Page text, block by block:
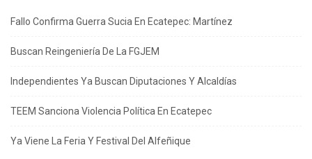
Fallo Confirma Guerra Sucia En Ecatepec: Martínez
Buscan Reingeniería De La FGJEM
Independientes Ya Buscan Diputaciones Y Alcaldías
TEEM Sanciona Violencia Política En Ecatepec
Ya Viene La Feria Y Festival Del Alfeñique